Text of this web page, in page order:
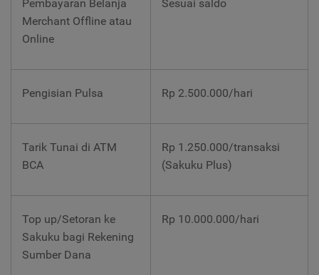
Pembayaran Belanja
Merchant Offline atau
Online
Sesuai saldo
Pengisian Pulsa Rp 2.500.000/hari
Tarik Tunai di ATM
BCA
Rp 1.250.000/transaksi
(Sakuku Plus)
Top up/Setoran ke
Sakuku bagi Rekening
Sumber Dana
Rp 10.000.000/hari